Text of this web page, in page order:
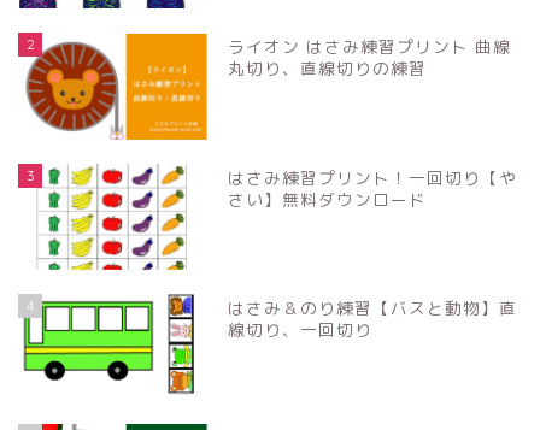
2
ライオン はさみ練習プリント 曲線
丸切り、直線切りの練習
3
はさみ練習プリント！一回切り【や
さい】無料ダウンロード
4
はさみ＆のり練習【バスと動物】直
線切り、一回切り